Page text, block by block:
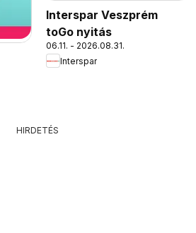
Interspar Veszprém
toGo nyitás
06.11. - 2026.08.31.
Interspar
HIRDETÉS